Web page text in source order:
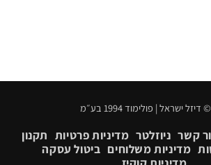
קשר ניוזלטר מדיניות פרטיות תקנון
מדיניות משלוחים ביטול עסקה